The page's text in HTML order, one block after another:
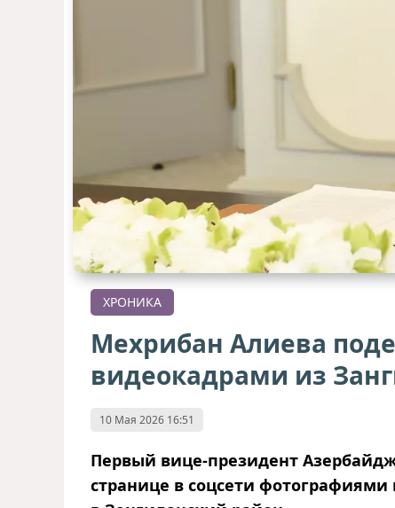
ХРОНИКА
Мехрибан Алиева
видеокадрами из
10 Мая 2026 16:51
Первый вице-президент
странице в соцсети